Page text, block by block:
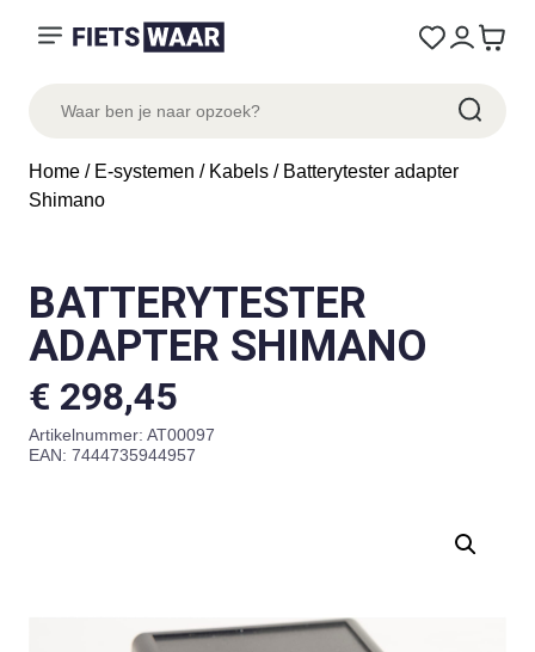
Home / E-systemen / Kabels / Batterytester adapter
Shimano
BATTERYTESTER
ADAPTER SHIMANO
€ 298,45
Artikelnummer: AT00097
EAN: 7444735944957